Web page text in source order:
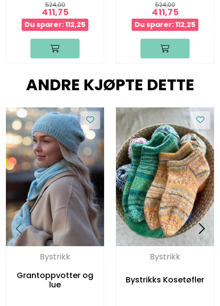
524,00
411,75
Du sparer: 112,25
524,00
411,75
Du sparer: 112,25
ANDRE KJØPTE DETTE
Bystrikk
Grantoppvotter og
lue
Bystrikk
Bystrikks Kosetøfler